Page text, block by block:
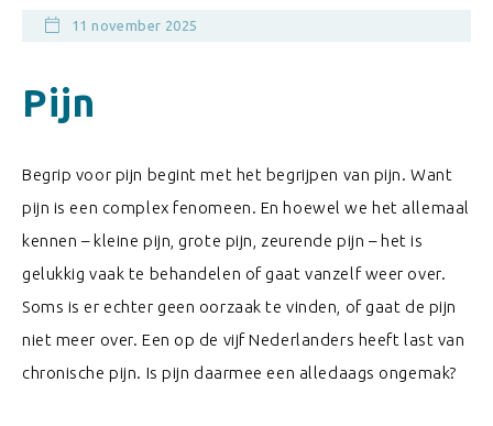
11 november 2025
Pijn
Begrip voor pijn begint met het begrijpen van pijn. Want
pijn is een complex fenomeen. En hoewel we het allemaal
kennen – kleine pijn, grote pijn, zeurende pijn – het is
gelukkig vaak te behandelen of gaat vanzelf weer over.
Soms is er echter geen oorzaak te vinden, of gaat de pijn
niet meer over. Een op de vijf Nederlanders heeft last van
chronische pijn. Is pijn daarmee een alledaags ongemak?